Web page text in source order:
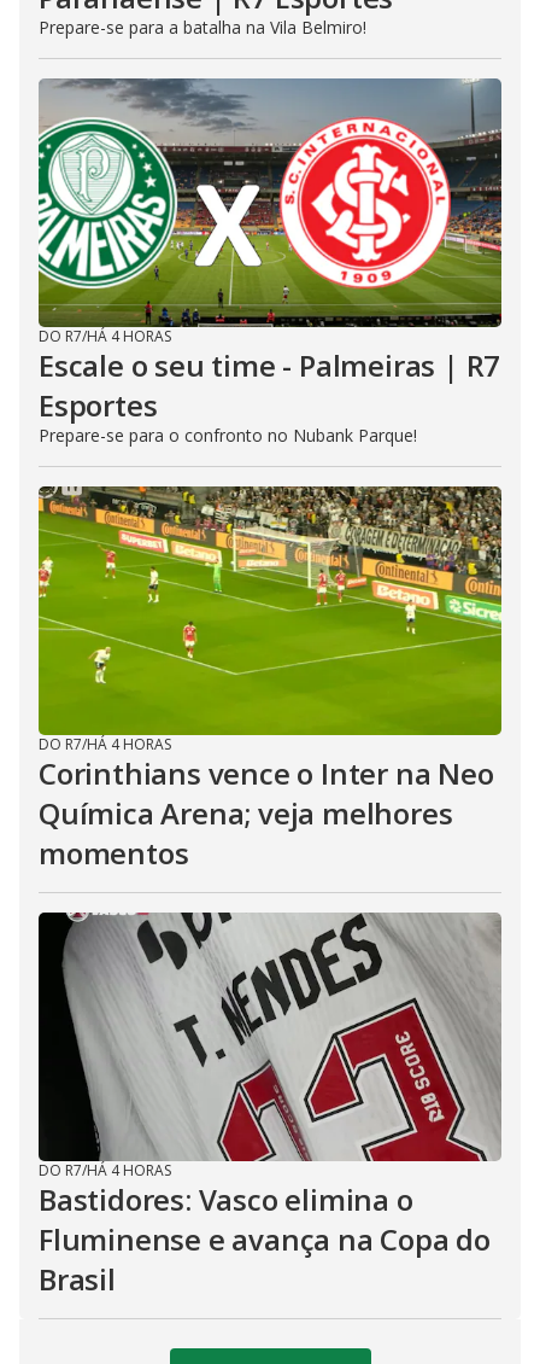
Prepare-se para a batalha na Vila Belmiro!
DO R7/HÁ 4 HORAS
Escale o seu time - Palmeiras | R7
Esportes
Prepare-se para o confronto no Nubank Parque!
DO R7/HÁ 4 HORAS
Corinthians vence o Inter na Neo
Química Arena; veja melhores
momentos
DO R7/HÁ 4 HORAS
Bastidores: Vasco elimina o
Fluminense e avança na Copa do
Brasil